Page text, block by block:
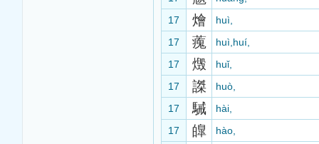
17
燴
huì,
17
藱
huì,huí,
17
燬
huǐ,
17
謋
huò,
17
駴
hài,
17
皥
hào,